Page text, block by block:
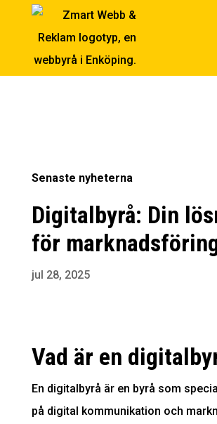
Senaste nyheterna
Digitalbyrå: Din
för
jul 28, 2025
Vad är en
En digitalbyrå är en byrå som
på digital kommunikation och